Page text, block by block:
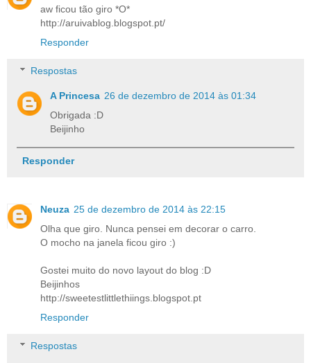
aw ficou tão giro *O*
http://aruivablog.blogspot.pt/
Responder
Respostas
A Princesa 26 de dezembro de 2014 às 01:34
Obrigada :D
Beijinho
Responder
Neuza 25 de dezembro de 2014 às 22:15
Olha que giro. Nunca pensei em decorar o carro.
O mocho na janela ficou giro :)
Gostei muito do novo layout do blog :D
Beijinhos
http://sweetestlittlethiings.blogspot.pt
Responder
Respostas